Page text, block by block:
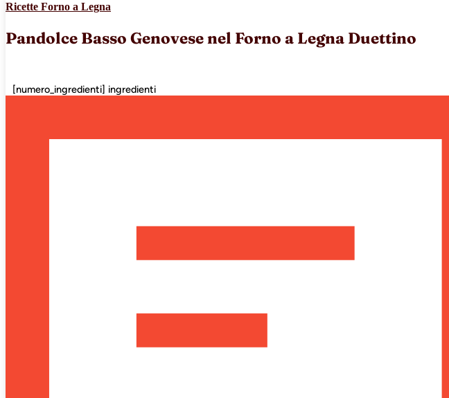
Ricette Forno a Legna
Pandolce Basso Genovese nel Forno a Legna Duettino
[numero_ingredienti] ingredienti